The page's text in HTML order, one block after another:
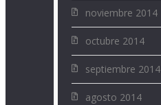
noviembre 2014
octubre 2014
septiembre 2014
agosto 2014